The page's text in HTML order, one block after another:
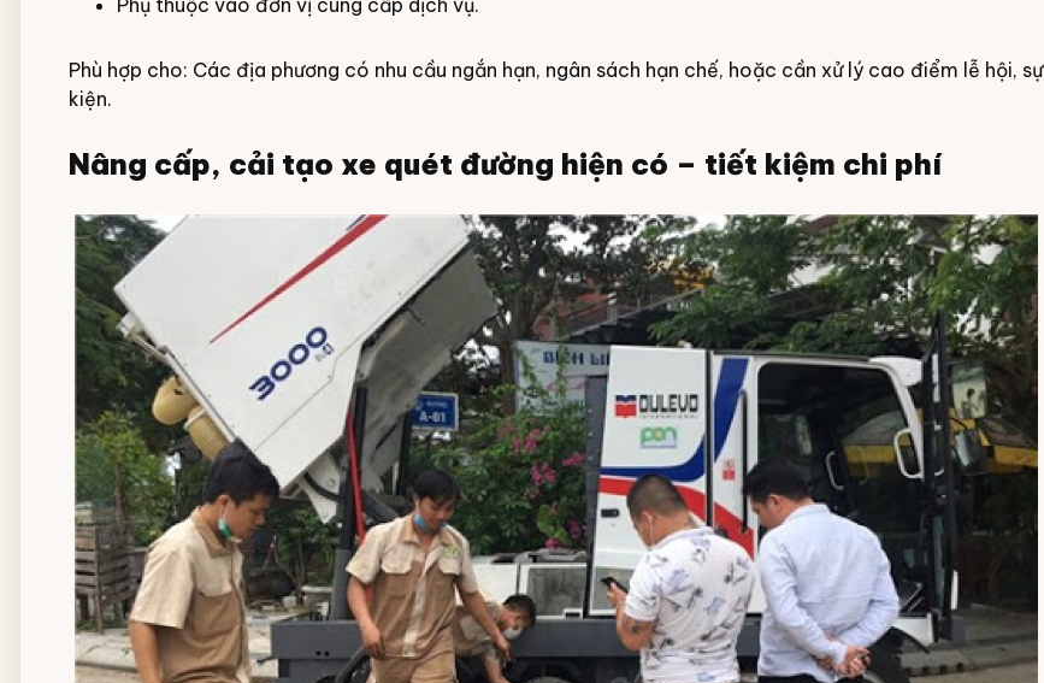
Phù hợp cho: Các địa phương có nhu cầu ngắn hạn, ngân sách hạn chế, hoặc cần xử lý cao điểm lễ hội, sự
kiện.
Nâng cấp, cải tạo xe quét đường hiện có – tiết kiệm chi phí